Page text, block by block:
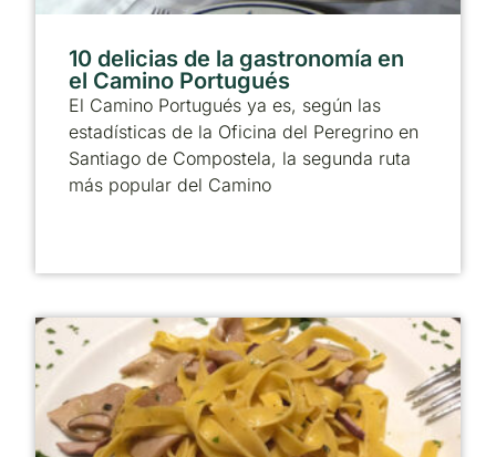
10 delicias de la gastronomía en
el Camino Portugués
El Camino Portugués ya es, según las
estadísticas de la Oficina del Peregrino en
Santiago de Compostela, la segunda ruta
más popular del Camino